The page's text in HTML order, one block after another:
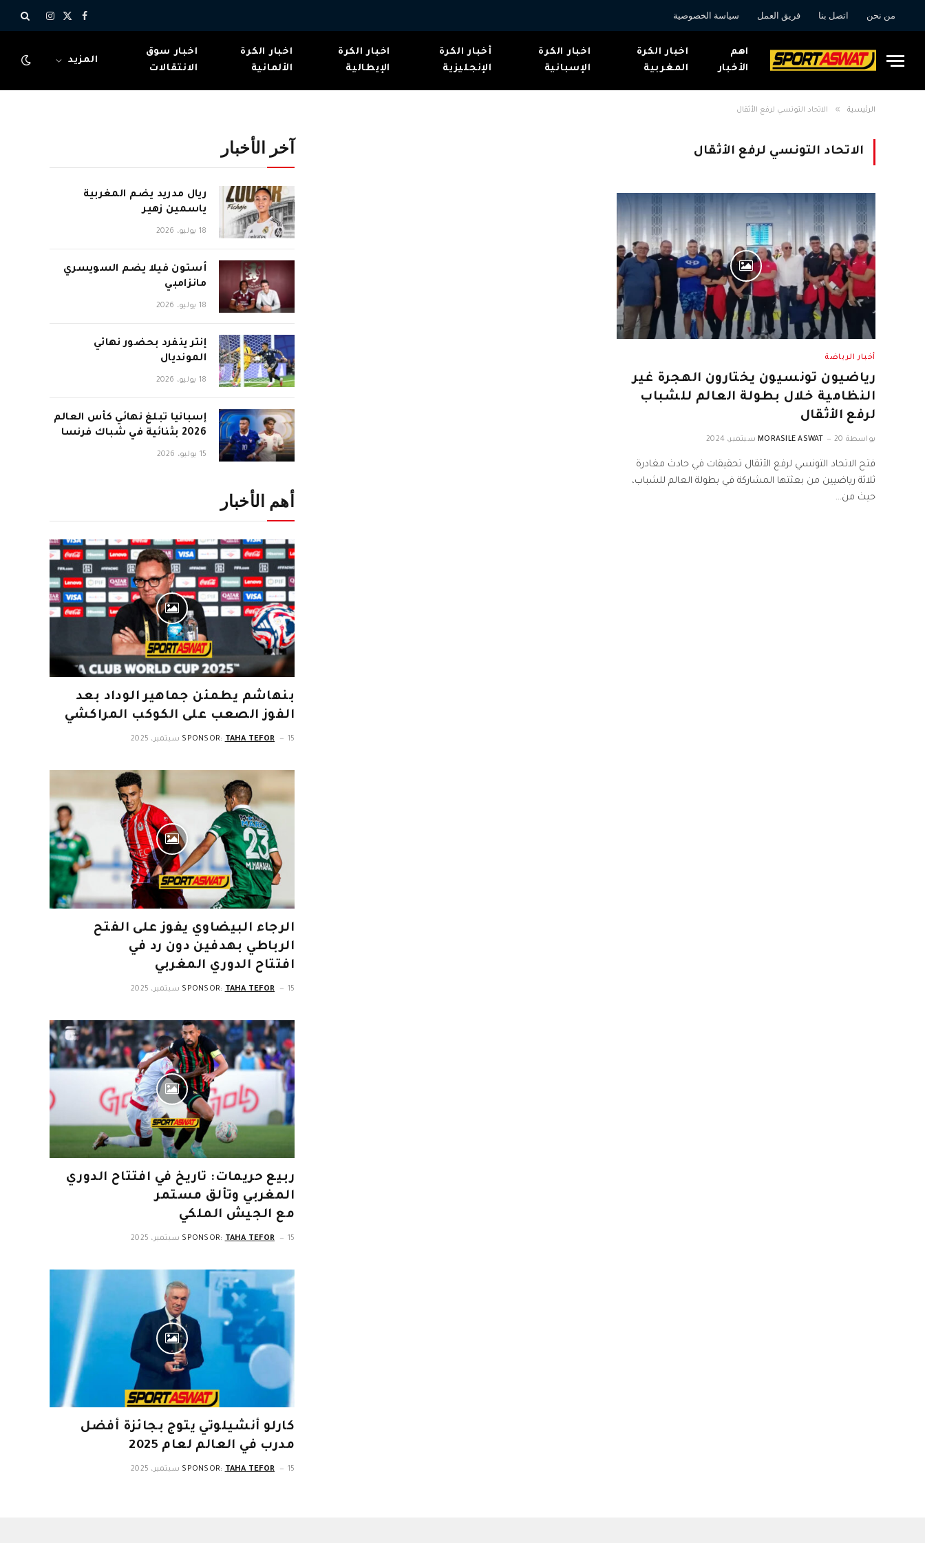
من نحن اتصل بنا فريق العمل سياسة الخصوصية
فيسبوك
X
الانستغرام
اهم
الأخبار
اخبار الكرة
المغربية
اخبار الكرة
الإسبانية
أخبار الكرة
الإنجليزية
اخبار الكرة
الإيطالية
اخبار الكرة
الألمانية
اخبار سوق
الانتقالات
المزيد
الرئيسية » الاتحاد التونسي لرفع الأثقال
الاتحاد التونسي لرفع الأثقال
أخبار الرياضة
رياضيون تونسيون يختارون الهجرة غير
النظامية خلال بطولة العالم للشباب
لرفع الأثقال
بواسطة MORASILE ASWAT 20 سبتمبر، 2024
فتح الاتحاد التونسي لرفع الأثقال تحقيقات في حادث مغادرة
ثلاثة رياضيين من بعثتها المشاركة في بطولة العالم للشباب،
حيث من…
آخر الأخبار
ريال مدريد يضم المغربية
ياسمين زهير
18 يوليو، 2026
أستون فيلا يضم السويسري
مانزامبي
18 يوليو، 2026
إنتر ينفرد بحضور نهائي
المونديال
18 يوليو، 2026
إسبانيا تبلغ نهائي كأس العالم
2026 بثنائية في شباك فرنسا
15 يوليو، 2026
أهم الأخبار
بنهاشم يطمئن جماهير الوداد بعد
الفوز الصعب على الكوكب المراكشي
SPONSOR: TAHA TEFOR 15 سبتمبر، 2025
الرجاء البيضاوي يفوز على الفتح
الرباطي بهدفين دون رد في
افتتاح الدوري المغربي
SPONSOR: TAHA TEFOR 15 سبتمبر، 2025
ربيع حريمات: تاريخ في افتتاح الدوري
المغربي وتألق مستمر
مع الجيش الملكي
SPONSOR: TAHA TEFOR 15 سبتمبر، 2025
كارلو أنشيلوتي يتوج بجائزة أفضل
مدرب في العالم لعام 2025
SPONSOR: TAHA TEFOR 15 سبتمبر، 2025